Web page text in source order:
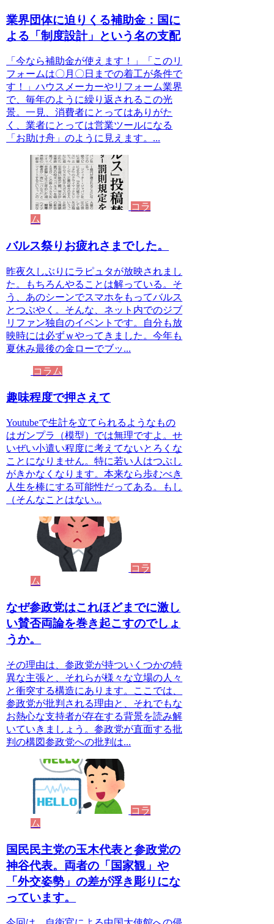
業界団体に迫りくる補助金：国に
よる「制度設計」という名の支配
「今なら補助金が使えます！」「このリ
フォームは〇月〇日までの着工が条件で
す！」ハウスメーカーやリフォーム業界
で、毎年のように繰り返されるこの光
景。一見、消費者にとってはありがた
く、業者にとっては営業ツールになる
「お助け舟」のように見えます。...
コラ
ム
バルス祭りお疲れさまでした。
昨夜久しぶりにラピュタが放映されまし
た。もちろんやることは解っている。そ
う、あのシーンでスマホをもってバルス
とつぶやく。そんな、ネット内でのジブ
リファン独自のイベントです。自分も放
映時には必ずｗやってきました。今年も
夏休み最後の金ローでブッ...
コラム
趣味程度で押さえて
Youtubeで生計を立てられるようなもの
はガンプラ（模型）では無理ですよ。せ
いぜい小遣い程度に考えてないとろくな
ことになりません。特に若い人はつぶし
がきかなくなります。本来なら歩むべき
人生を棒にする可能性だってある。もし
（そんなことはない...
コラ
ム
なぜ参政党はこれほどまでに激し
い賛否両論を巻き起こすのでしょ
うか。
その理由は、参政党が持ついくつかの特
異な主張と、それらが様々な立場の人々
と衝突する構造にあります。ここでは、
参政党が批判される理由と、それでもな
お熱心な支持者が存在する背景を読み解
いていきましょう。参政党が直面する批
判の構図参政党への批判は...
コラ
ム
国民民主党の玉木代表と参政党の
神谷代表。両者の「国家観」や
「外交姿勢」の差が浮き彫りにな
っています。